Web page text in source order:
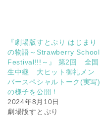
『劇場版すとぷり はじまり
の物語～Strawberry School
Festival!!!～』 第2回 全国
生中継 大ヒット御礼メン
バースペシャルトーク(実写)
の様子を公開！
2024年8月10日
劇場版すとぷり